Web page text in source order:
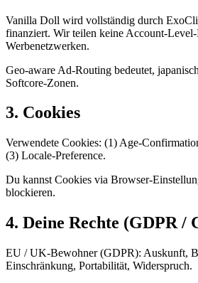
Vanilla Doll wird vollständig durch
finanziert. Wir teilen keine Account-
Werbenetzwerken.
Geo-aware Ad-Routing bedeutet,
Softcore-Zonen.
3. Cookies
Verwendete Cookies: (1) Age-
(3) Locale-Preference.
Du kannst Cookies via Browser-
blockieren.
4. Deine Rechte (GDPR /
EU / UK-Bewohner (GDPR): Auskunft,
Einschränkung, Portabilität, Widerspruch.